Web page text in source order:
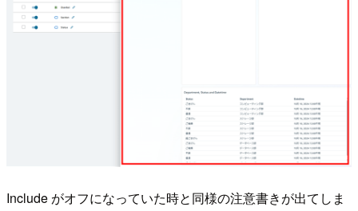
Include がオフになっていた時と同様の注意書きが出てしま